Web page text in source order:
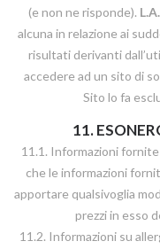
(e non ne risponde).
alcuna in relazione ai
risultati derivanti
accedere ad un sito di
Sito lo fa
11.
11.1. Informazioni
che le informazioni
apportare qualsivoglia
prezzi in esso
11.2. Informazioni su